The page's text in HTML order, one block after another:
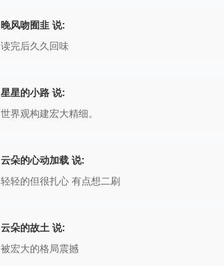
晚风吻囿韭 说:
读完后久久回味
星星的小路 说:
世界观构建宏大精细。
云朵的心动加载 说:
轻轻的但很扎心 有点想二刷
云朵的故土 说:
被宏大的格局震撼